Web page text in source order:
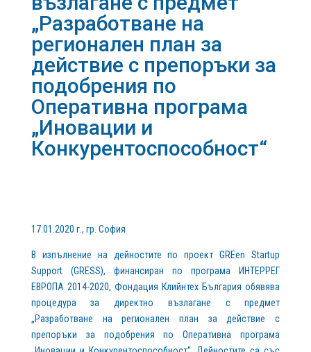
„Разработване на
регионален план за
действие с препоръки за
подобрения по
Оперативна програма
„Иновации и
Конкурентоспособност“
17.01.2020 г., гр. София
В изпълнение на дейностите по проект GREen Startup
Support (GRESS), финансиран по програма ИНТЕРРЕГ
ЕВРОПА 2014-2020, Фондация Клийнтех България обявява
процедура за директно възлагане с предмет
„Разработване на регионален план за действие с
препоръки за подобрения по Оперативна програма